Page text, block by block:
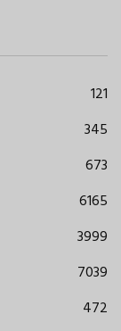
121
345
673
6165
3999
7039
472